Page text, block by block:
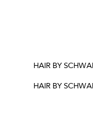
HAIR BY
HAIR BY